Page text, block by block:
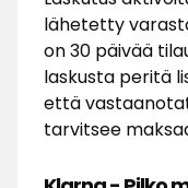
lähetetty
on 30 päivää
laskusta peritä
että
tarvitsee